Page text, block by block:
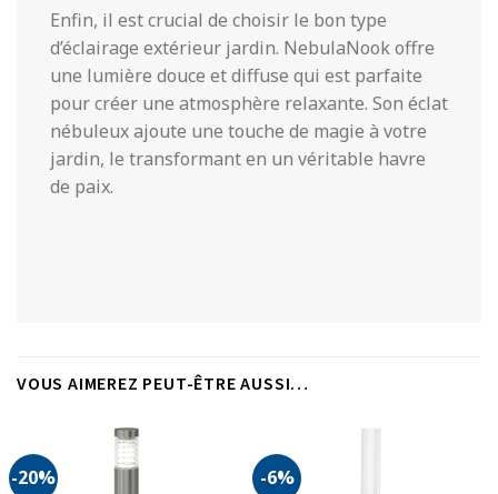
Enfin, il est crucial de choisir le bon type
d’éclairage extérieur jardin. NebulaNook offre
une lumière douce et diffuse qui est parfaite
pour créer une atmosphère relaxante. Son éclat
nébuleux ajoute une touche de magie à votre
jardin, le transformant en un véritable havre
de paix.
VOUS AIMEREZ PEUT-ÊTRE AUSSI…
-20% -6%